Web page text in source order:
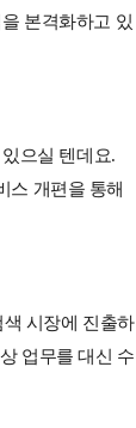
본격화하고 있
으실 텐데요.
스 개편을 통해
시장에 진출하
업무를 대신 수